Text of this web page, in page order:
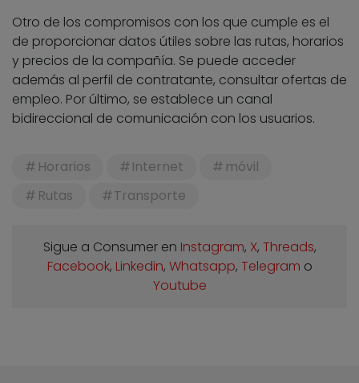
Otro de los compromisos con los que cumple es el
de proporcionar datos útiles sobre las rutas, horarios
y precios de la compañía. Se puede acceder
además al perfil de contratante, consultar ofertas de
empleo. Por último, se establece un canal
bidireccional de comunicación con los usuarios.
Horarios Internet
móvil
Rutas
Transporte
Sigue a Consumer en Instagram, X, Threads,
Facebook, Linkedin, Whatsapp, Telegram o
Youtube